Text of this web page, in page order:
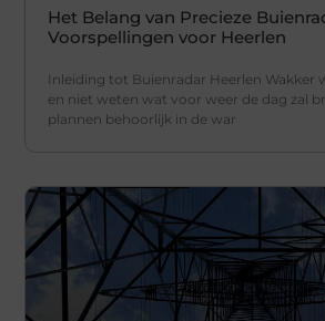
Het Belang van Precieze
Voorspellingen voor Heerlen
Inleiding tot Buienradar Heerlen Wakker
en niet weten wat voor weer de dag zal
plannen behoorlijk in de war